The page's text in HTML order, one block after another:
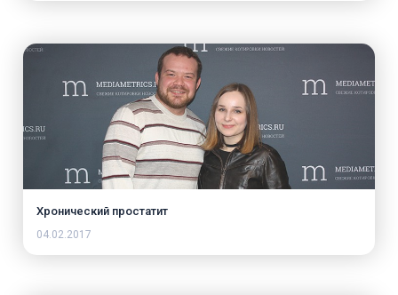
Хронический простатит
04.02.2017